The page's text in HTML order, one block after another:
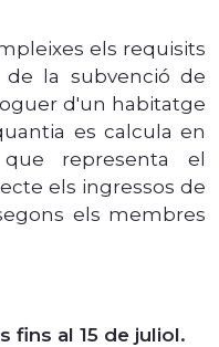
els requisits
de la subvenció de
d'un habitatge
es calcula en
representa el
els ingressos de
els membres
fins al 15 de juliol.